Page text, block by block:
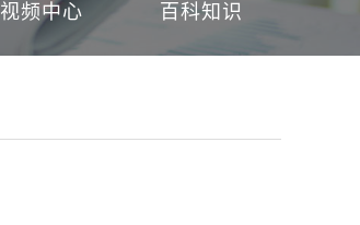
视频中心 百科知识